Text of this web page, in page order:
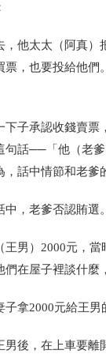
，他太太 （阿真）
票，也要投給他
下子承認收錢賣票
句話── 「他 （老爹
話中情節和老爹
，老爹否認賄選
（王男） 2000元，當
在屋子裡談什麼
子拿2000元給王男
男後，在上車要離